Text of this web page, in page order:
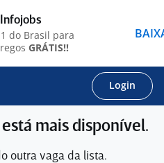
Login
está mais disponível.
outra vaga da lista.
do Brasil para
GRÁTIS!!